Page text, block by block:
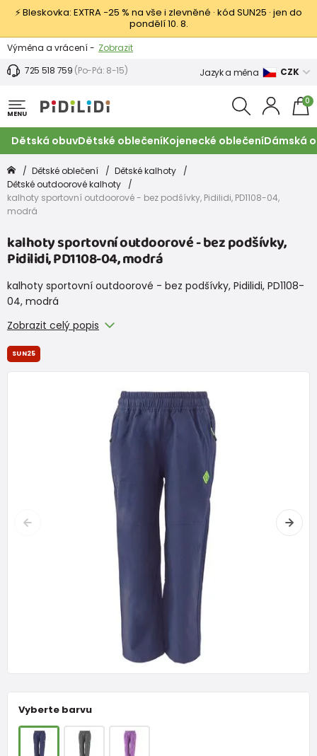
⚡ Bleskovka: EXTRA −25 % na vše i zlevněné · kód SUN25 · jen do
pondělí 10. 8.
Výměna a vrácení - Zobrazit
Sleva 100 Kč na první nákup -
725 518 759 (Po-Pá: 8-15) Jazyk a měna CZK
MENU
0
Dětská obuvDětské oblečeníKojenecké oblečeníDámská
Dětské oblečení
Dětské kalhoty
Dětské outdoorové kalhoty
kalhoty sportovní outdoorové - bez podšívky, Pidilidi, PD1108-04,
modrá
kalhoty sportovní outdoorové - bez podšívky,
Pidilidi, PD1108-04, modrá
kalhoty sportovní outdoorové - bez podšívky, Pidilidi, PD1108-
04, modrá
Zobrazit celý popis
Vyberte barvu
SUN25